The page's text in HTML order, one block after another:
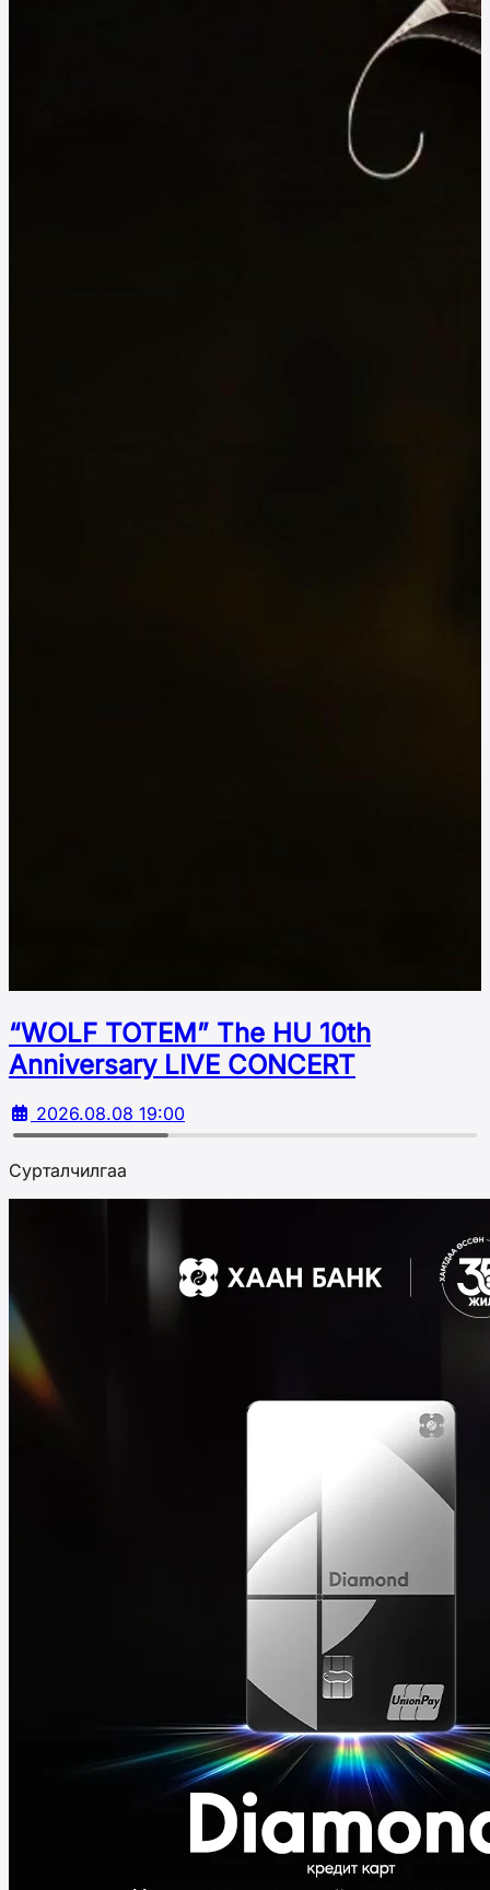
“WOLF TOTEM” The HU 10th
Аnniversary LIVE CONCERT
2026.08.08 19:00
Сурталчилгаа